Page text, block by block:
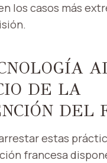
los casos más
DE LA
DEL
estas
francesa